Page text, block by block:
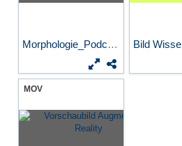
Morphologie_Podcast
MOV